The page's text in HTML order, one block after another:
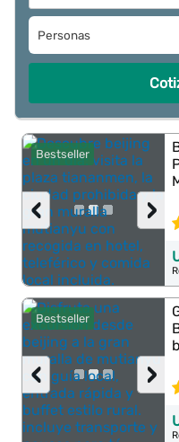
Personas
Bestseller
›
‹
Bestseller
›
‹